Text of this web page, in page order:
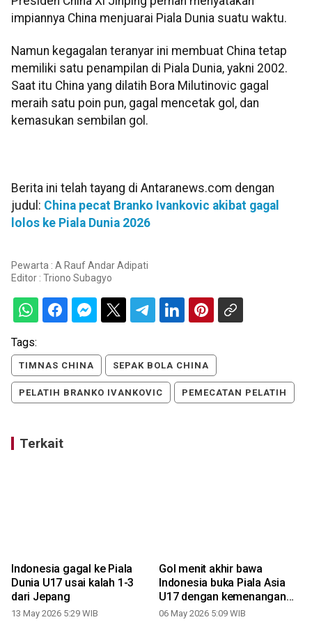
impiannya China menjuarai Piala Dunia suatu waktu.
Namun kegagalan teranyar ini membuat China tetap
memiliki satu penampilan di Piala Dunia, yakni 2002.
Saat itu China yang dilatih Bora Milutinovic gagal
meraih satu poin pun, gagal mencetak gol, dan
kemasukan sembilan gol.
Berita ini telah tayang di Antaranews.com dengan
judul: China pecat Branko Ivankovic akibat gagal
lolos ke Piala Dunia 2026
Pewarta : A Rauf Andar Adipati
Editor : Triono Subagyo
Tags:
TIMNAS CHINA SEPAK BOLA CHINA
PELATIH BRANKO IVANKOVIC PEMECATAN PELATIH
Terkait
Indonesia gagal ke Piala
Dunia U17 usai kalah 1-3
dari Jepang
13 May 2026 5:29 WIB
Gol menit akhir bawa
Indonesia buka Piala Asia
U17 dengan kemenangan
atas China
06 May 2026 5:09 WIB